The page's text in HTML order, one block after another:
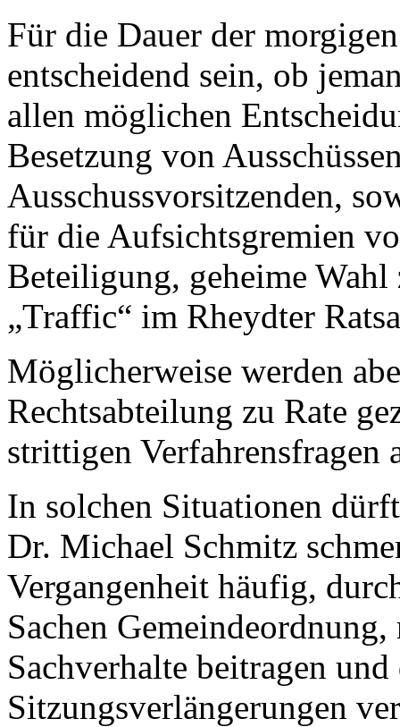
Für die Dauer der
entscheidend sein, ob
allen möglichen
Besetzung von
Ausschussvorsitzenden,
für die Aufsichtsgremien
Beteiligung, geheime
„Traffic“ im Rheydter
Möglicherweise werden
Rechtsabteilung zu Rate
strittigen Verfahrensfragen
In solchen Situationen
Dr. Michael Schmitz
Vergangenheit häufig,
Sachen
Sachverhalte beitragen
Sitzungsverlängerungen